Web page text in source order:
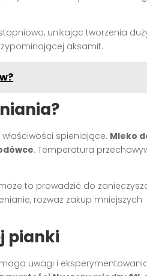
unikając tworzenia
aksamit.
spieniające. Mleko
. Temperatura
to prowadzić do
rozważ zakup mniejszych
pianki
uwagi i